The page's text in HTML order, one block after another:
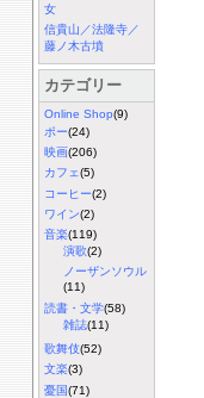
女
信貴山／法隆寺／
藤ノ木古墳
カテゴリー
Online Shop(9)
ポー(24)
映画(206)
カフェ(5)
コーヒー(2)
ワイン(2)
音楽(119)
演歌(2)
ノーザンソウル
(11)
読書・文学(58)
雑誌(11)
歌舞伎(52)
文楽(3)
憂国(71)